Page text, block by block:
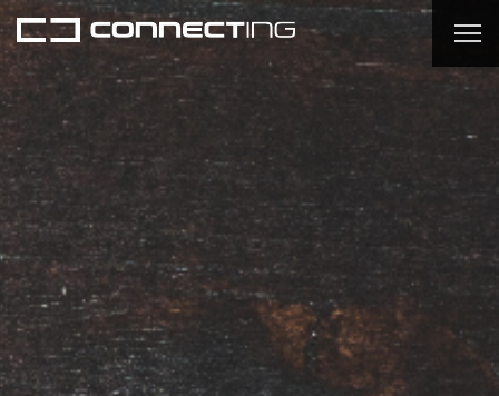
思うこと、感じること